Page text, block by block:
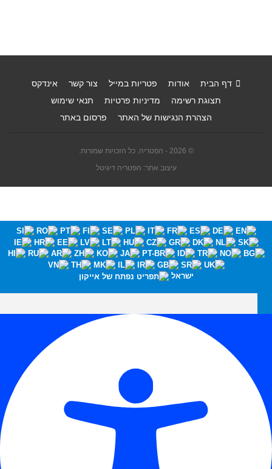
דף הבית אודות פטריות במייל צור קשר
אינדקס
תצוגת רשימה
מדיניות פרטיות
תנאי שימוש
הצהרת הנגישות של האתר
פרסום באתר
© 2026 - הפטריה. כל הזכויות שמורות.
עיצוב אתר: הפטריה דיגיטל
ישראל